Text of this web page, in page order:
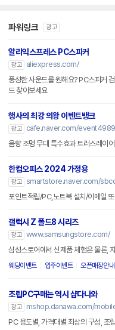
파워링크 광고
알리익스프레스 PC스피커
광고
aliexpress.com/
풍성한 사운드를 원해요? PC스피커
드 찾아보세요
행사의 최강 의왕 이벤트뱅크
광고
cafe.naver.com/event4989
음향 조명 무대 특수효과 트러스레이
한컴오피스 2024 가정용
광고 smartstore.naver.com/
포인트적립/PC,노트북 설치/이메일
갤럭시 Z 폴드8 시리즈
광고 www.samsungstore.com/
삼성스토어에서 신제품 체험은 물론,
웨딩이벤트 입주이벤트 오픈매장안내
조립PC구매는 역시 샵다나와
광고
mshop.danawa.com/
PC 용도별, 가격대별 최상의 구성, 조